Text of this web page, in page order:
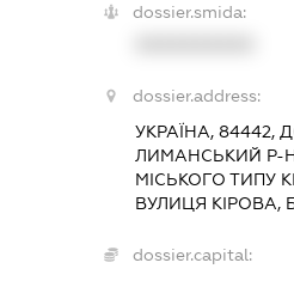
dossier.smida:
dossier.address:
УКРАЇНА, 84442,
ЛИМАНСЬКИЙ Р-
МІСЬКОГО ТИПУ
ВУЛИЦЯ КІРОВА,
dossier.capital: